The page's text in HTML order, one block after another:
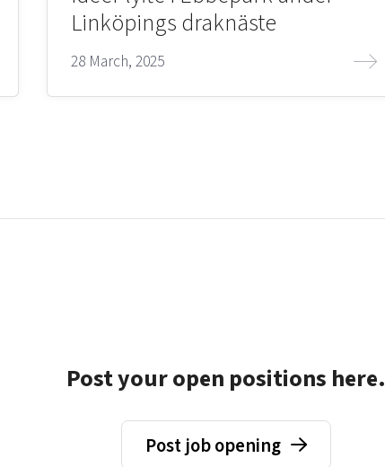
Linköpings draknäste
28 March, 2025
Post your open positions here.
Post job opening